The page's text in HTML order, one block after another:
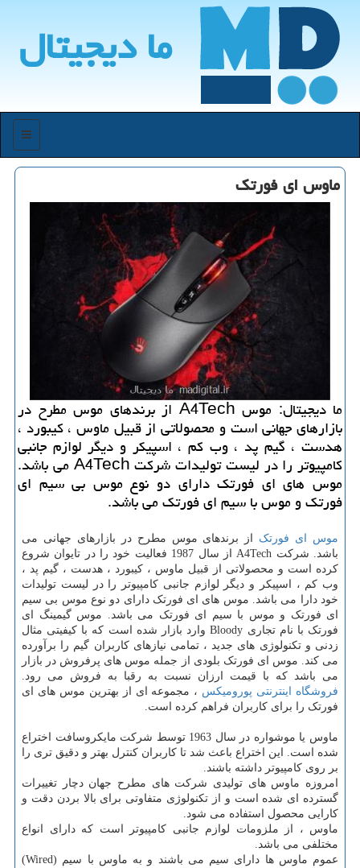
ما دیجیتال
منو
ماوس ای فورتك
ما دیجیتال: موس A4Tech از برندهای موس مطرح در
بازارهای جهانی است و محصولاتی از قبیل ماوس ، كیبورد ،
هدست ، گیم پد ، وب كم ، اسپیكر و دیگر لوازم جانبی
كامپیوتر را در لیست تولیدات شركت A4Tech می باشد.
موس های ای فورتك دارای دو نوع موس بی سیم ای
فورتك و موس با سیم ای فورتك می باشد.
موس ای فورتک از برندهای موس مطرح در بازارهای جهانی می
باشد. شرکت A4Tech
از سال 1987 فعالیت خود را در تایوان شروع
کرده است و محصولاتی از قبیل ماوس ، کیبورد ، هدست ، گیم پد ،
وب کم ، اسپیکر و دیگر لوازم جانبی کامپیوتر را در لیست تولیدات
خود دارا می باشد. موس های ای فورتک دارای دو نوع موس بی سیم
ای فورتک و موس با سیم ای فورتک می باشد. موس گیمینگ ای
فورتک با نام تجاری Bloodyوارد بازار شده است که با کیفیتی مثال
زدنی و تکنولوژی های جدید ، تمامی نیازهای کاربران گیم را برآورده
می کند. موس ای فورتک بلودی از جمله موس های پرفروش در بازار
می باشد که با قیمت ارزان نسبت به رقبا به فروش می رود.
فروشگاه اینترنتی پورومیکس ، مجموعه ای از بهترین موس های ای
فورتک را برای کاربران فراهم کرده است.
ماوس یا موشواره در سال 1963 توسط شرکت مایکروسافت اختراع
شده است. این اختراع باعث شد تا کاربران کنترل بهتر و دقیق تری را
بر روی کامپیوتر داشته باشند.
امروزه ماوس های تولیدی شرکت های مطرح جهان دچار تغییرات
گسترده ای شده است و از تکنولوژی متفاوتی برای بالا بردن دقت و
کارایی محصول استفاده می شود.
ماوس ، از ملزومات لوازم جانبی کامپیوتر است که دارای انواع
مختلفی می باشد.
عموم ماوس ها دارای سیم می باشند و به ماوس با سیم (Wired
)